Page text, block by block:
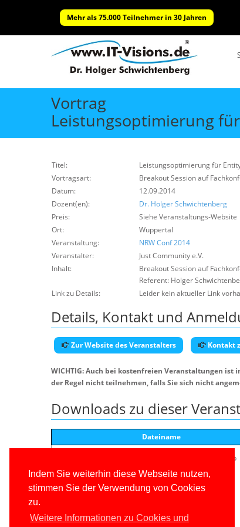
Indem Sie weiterhin diese Webseite nutzen,
stimmen Sie der Verwendung von Cookies
zu.
Weitere Informationen zu Cookies und
Mehr als 75.000 Teilnehmer in 30 Jahren
Vortrag
Leistungsoptimierung
Titel:
Leistungsoptimierung für
Vortragsart:
Breakout Session auf
Datum:
12.09.2014
Dozent(en):
Dr. Holger Schwichtenberg
Preis:
Siehe Veranstaltungs-Website
Ort:
Wuppertal
Veranstaltung:
NRW Conf 2014
Veranstalter:
Just Community e.V.
Inhalt:
Breakout Session auf
Referent: Holger
Link zu Details:
Leider kein aktueller Link
Details, Kontakt und
Zur Website des Veranstalters Kontakt
WICHTIG: Auch bei kostenfreien Veranstaltungen
der Regel nicht teilnehmen, falls Sie sich nicht
Downloads zu dieser
Dateiname
EntityFramework_ArchitekturLeistungTipps_pptm.pdf.zip